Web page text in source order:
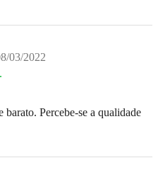
03/2022
Percebe-se a qualidade